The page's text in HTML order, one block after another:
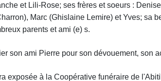
et Lili-Rose; ses frères et soeurs :
Marc (Ghislaine Lemire) et Yves; sa
parents et ami (e) s.
son ami Pierre pour son dévouement, son
exposée à la Coopérative funéraire de